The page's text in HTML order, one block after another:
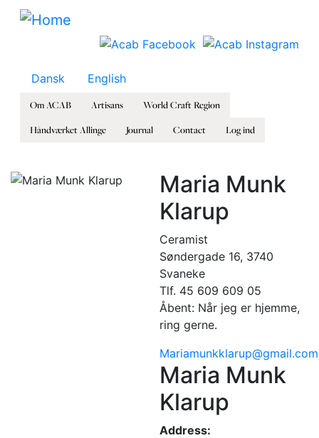
Skip to main content
Dansk English
Om ACAB Artisans
World Craft Region
Håndværket Allinge
Journal Contact Log ind
Maria Munk
Klarup
Ceramist
Søndergade 16, 3740
Svaneke
Tlf. 45 609 609 05
Åbent: Når jeg er hjemme,
ring gerne.
Mariamunkklarup@gmail.com
Maria Munk
Klarup
Address: